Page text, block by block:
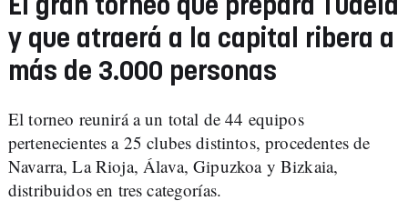
El gran torneo que prepara Tudela
y que atraerá a la capital ribera a
más de 3.000 personas
El torneo reunirá a un total de 44 equipos
pertenecientes a 25 clubes distintos, procedentes de
Navarra, La Rioja, Álava, Gipuzkoa y Bizkaia,
distribuidos en tres categorías.